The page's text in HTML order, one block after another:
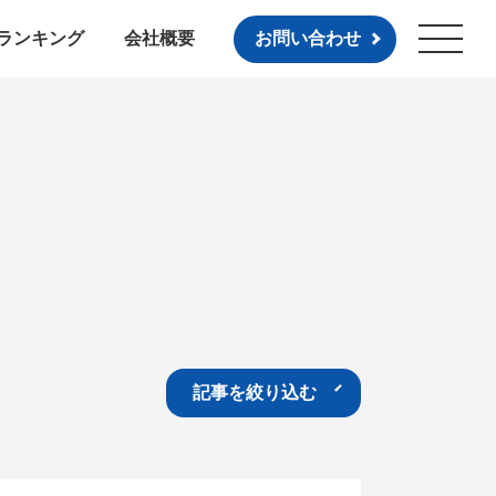
ンキング 会社概要 お問い合わせ
記事を絞り込む